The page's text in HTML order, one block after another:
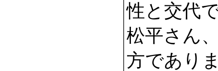
性と交代
松平さん
方であり